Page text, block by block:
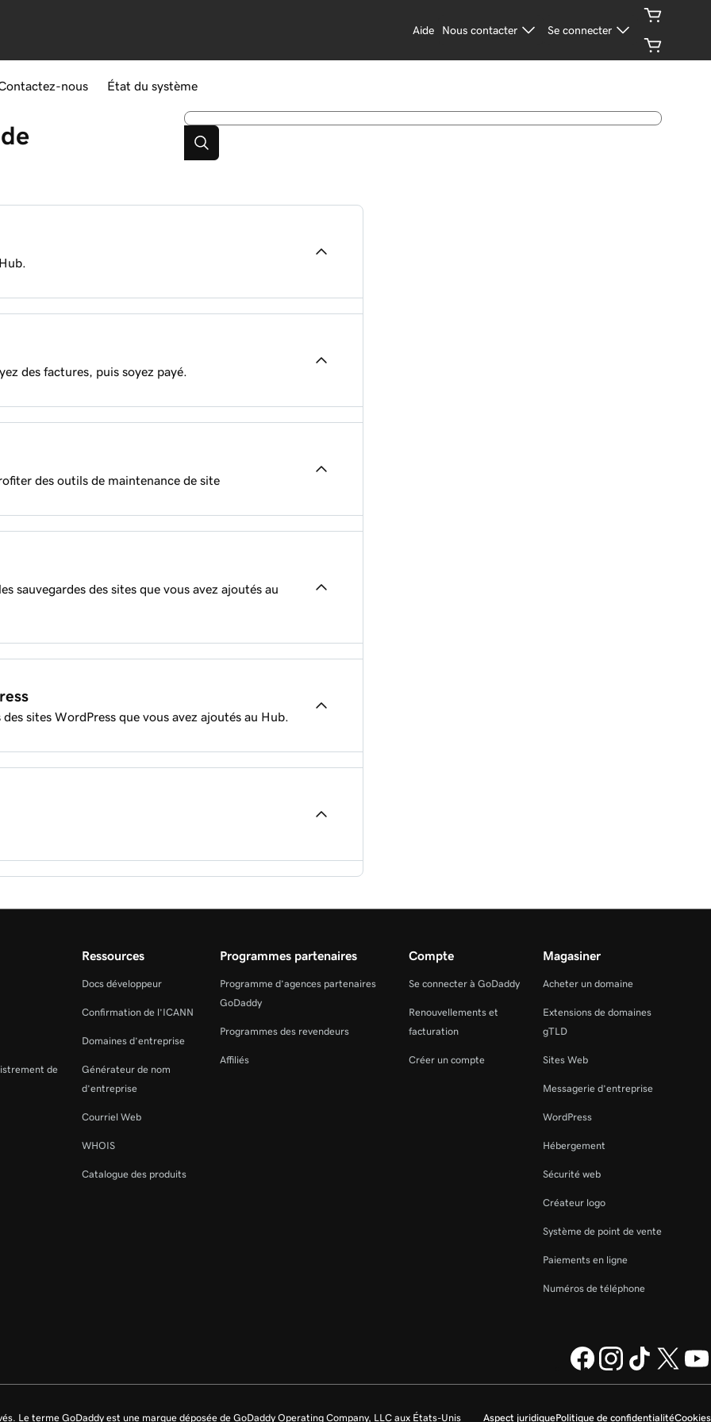
Aide Nous contacter Se connecter
nous État du système
des factures, puis soyez payé.
des outils de maintenance de site
sauvegardes des sites que vous avez ajoutés au
sites WordPress que vous avez ajoutés au Hub.
Le Hub
Hub
de
Ressources
Docs développeur
Confirmation de l’ICANN
Domaines d’entreprise
Générateur de nom
d’entreprise
Courriel Web
WHOIS
Catalogue des produits
Programmes partenaires
Programme d’agences partenaires
GoDaddy
Programmes des revendeurs
Affiliés
Compte
Se connecter à GoDaddy
Renouvellements et
facturation
Créer un compte
Magasiner
Acheter un domaine
Extensions de domaines
gTLD
Sites Web
Messagerie d’entreprise
WordPress
Hébergement
Sécurité web
Créateur logo
Système de point de vente
Paiements en ligne
Numéros de téléphone
Aspect juridiquePolitique de confidentialitéCookies
Le terme GoDaddy est une marque déposée de GoDaddy Operating Company, LLC aux États-Unis